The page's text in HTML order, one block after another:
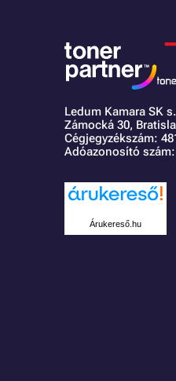
Ledum Kamara SK
Zámocká 30,
Cégjegyzékszám:
Adóazonosító szám:
Árukereső.hu